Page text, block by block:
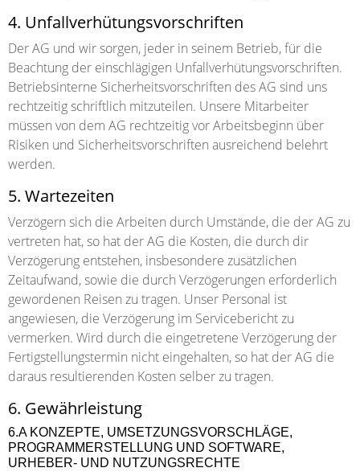
4. Unfallverhütungsvorschriften
Der AG und wir sorgen, jeder in seinem Betrieb, für die
Beachtung der einschlägigen Unfallverhütungsvorschriften.
Betriebsinterne Sicherheitsvorschriften des AG sind uns
rechtzeitig schriftlich mitzuteilen. Unsere Mitarbeiter
müssen von dem AG rechtzeitig vor Arbeitsbeginn über
Risiken und Sicherheitsvorschriften ausreichend belehrt
werden.
5. Wartezeiten
Verzögern sich die Arbeiten durch Umstände, die der AG zu
vertreten hat, so hat der AG die Kosten, die durch dir
Verzögerung entstehen, insbesondere zusätzlichen
Zeitaufwand, sowie die durch Verzögerungen erforderlich
gewordenen Reisen zu tragen. Unser Personal ist
angewiesen, die Verzögerung im Servicebericht zu
vermerken. Wird durch die eingetretene Verzögerung der
Fertigstellungstermin nicht eingehalten, so hat der AG die
daraus resultierenden Kosten selber zu tragen.
6. Gewährleistung
6.A KONZEPTE, UMSETZUNGSVORSCHLÄGE,
PROGRAMMERSTELLUNG UND SOFTWARE,
URHEBER- UND NUTZUNGSRECHTE